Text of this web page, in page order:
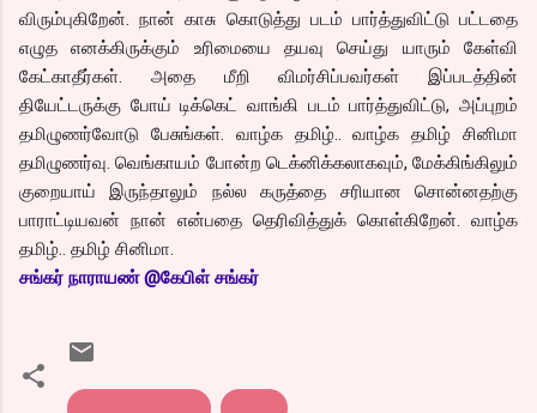
விரும்புகிறேன். நான் காசு கொடுத்து படம் பார்த்துவிட்டு பட்டதை
எழுத எனக்கிருக்கும் உரிமையை தயவு செய்து யாரும் கேள்வி
கேட்காதீர்கள். அதை மீறி விமர்சிப்பவர்கள் இப்படத்தின்
தியேட்டருக்கு போய் டிக்கெட் வாங்கி படம் பார்த்துவிட்டு, அப்புறம்
தமிழுணர்வோடு பேசுங்கள். வாழ்க தமிழ்.. வாழ்க தமிழ் சினிமா
தமிழுணர்வு. வெங்காயம் போன்ற டெக்னிக்கலாகவும், மேக்கிங்கிலும்
குறையாய் இருந்தாலும் நல்ல கருத்தை சரியான சொன்னதற்கு
பாராட்டியவன் நான் என்பதை தெரிவித்துக் கொள்கிறேன். வாழ்க
தமிழ்.. தமிழ் சினிமா.
சங்கர் நாராயண் @கேபிள் சங்கர்